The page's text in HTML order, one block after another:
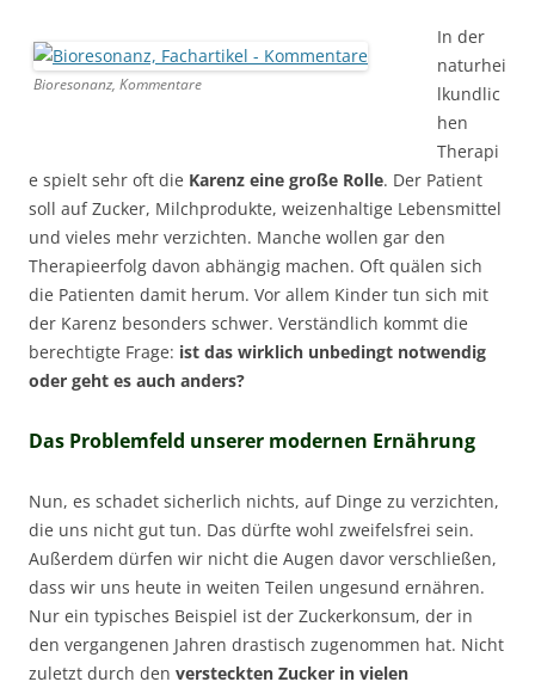
Bioresonanz, Kommentare
In der
naturhei
lkundlic
hen
Therapi
e spielt sehr oft die Karenz eine große Rolle. Der Patient
soll auf Zucker, Milchprodukte, weizenhaltige Lebensmittel
und vieles mehr verzichten. Manche wollen gar den
Therapieerfolg davon abhängig machen. Oft quälen sich
die Patienten damit herum. Vor allem Kinder tun sich mit
der Karenz besonders schwer. Verständlich kommt die
berechtigte Frage: ist das wirklich unbedingt notwendig
oder geht es auch anders?
Das Problemfeld unserer modernen Ernährung
Nun, es schadet sicherlich nichts, auf Dinge zu verzichten,
die uns nicht gut tun. Das dürfte wohl zweifelsfrei sein.
Außerdem dürfen wir nicht die Augen davor verschließen,
dass wir uns heute in weiten Teilen ungesund ernähren.
Nur ein typisches Beispiel ist der Zuckerkonsum, der in
den vergangenen Jahren drastisch zugenommen hat. Nicht
zuletzt durch den versteckten Zucker in vielen